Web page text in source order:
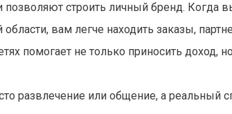
строить личный бренд. Когда
вам легче находить заказы,
помогает не только приносить доход,
развлечение или общение, а реальный